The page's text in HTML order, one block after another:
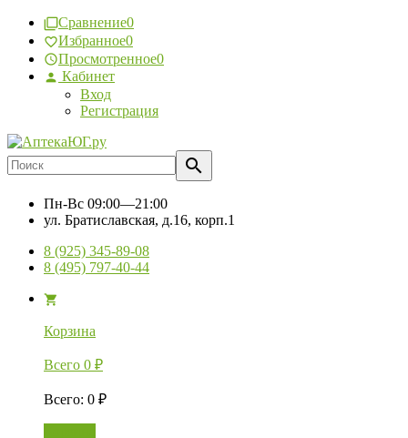
Сравнение0
Избранное0
Просмотренное0
Кабинет
Вход
Регистрация
Пн-Вс 09:00—21:00
ул. Братиславская, д.16, корп.1
8 (925) 345-89-08
8 (495) 797-40-44
Корзина
Всего 0 ₽
Всего: 0 ₽